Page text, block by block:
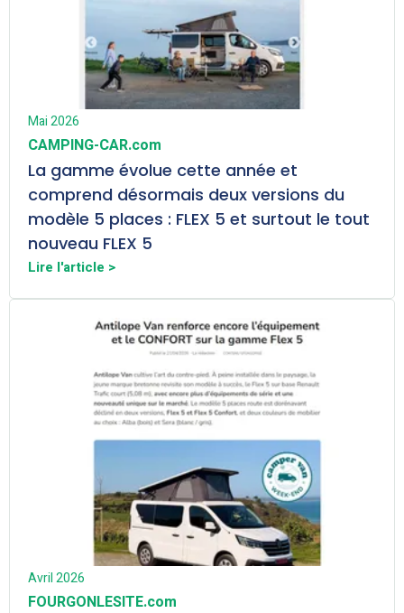
Mai 2026
CAMPING-CAR.com
La gamme évolue cette année et
comprend désormais deux versions du
modèle 5 places : FLEX 5 et surtout le tout
nouveau FLEX 5
Lire l'article >
Avril 2026
FOURGONLESITE.com